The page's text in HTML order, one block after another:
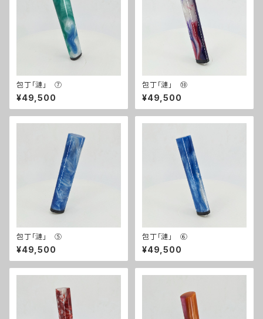
包丁「漣」 ⑦
¥49,500
包丁「漣」 ⑩
¥49,500
包丁「漣」 ⑤
¥49,500
包丁「漣」 ⑥
¥49,500